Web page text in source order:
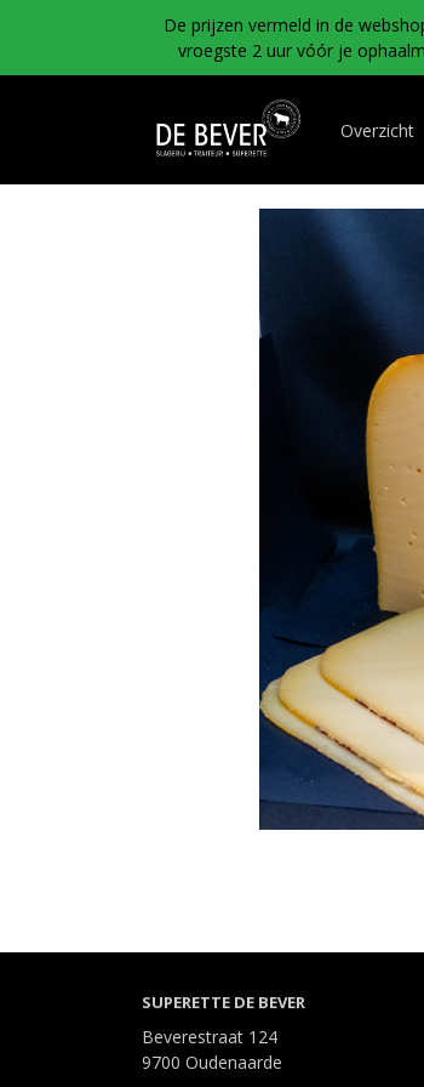
De prijzen vermeld in de
vroegste 2 uur vóór je
Overzicht
SUPERETTE DE BEVER
Beverestraat 124
9700 Oudenaarde